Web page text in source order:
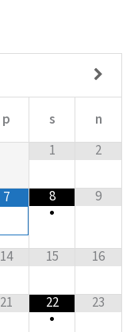
p s
n
1
2
7
8
•
9
14 15 16
21
22
•
23